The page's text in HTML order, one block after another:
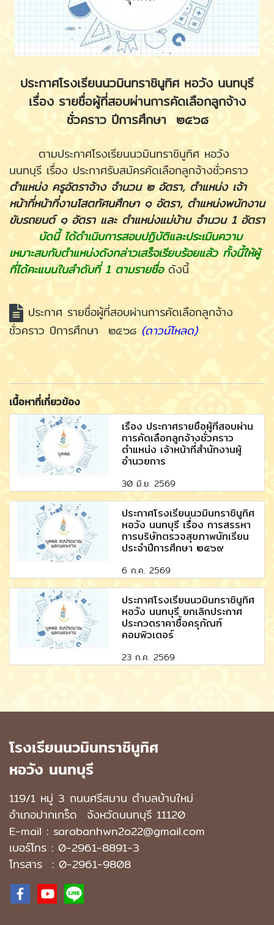
ประกาศโรงเรียนนวมินทราชินูทิศ หอวัง นนทบุรี
เรื่อง รายชื่อผู้ที่สอบผ่านการคัดเลือกลูกจ้าง
ชั่วคราว ปีการศึกษา ๒๕๖๘
ตามประกาศโรงเรียนนวมินทราชินูทิศ หอวัง
นนทบุรี เรื่อง ประกาศรับสมัครคัดเลือกลูกจ้างชั่วคราว
ตำแหน่ง ครูอัตราจ้าง จำนวน ๒ อัตรา, ตำแหน่ง เจ้า
หน้าที่หน้าที่งานโสตทัศนศึกษา ๑ อัตรา, ตำแหน่งพนักงาน
ขับรถยนต์ ๑ อัตรา และ ตำแหน่งแม่บ้าน จำนวน 1 อัตรา
บัดนี้ ได้ดำเนินการสอบปฏิบัติและประเมินความ
เหมาะสมกับตำแหน่งดังกล่าวเสร็จเรียบร้อยแล้ว ทั้งนี้ให้ผู้
ที่ได้คะแนนในลำดับที่ 1 ตามรายชื่อดังนี้
ประกาศ รายชื่อผู้ที่สอบผ่านการคัดเลือกลูกจ้าง
ชั่วคราว ปีการศึกษา ๒๕๖๘ (ดาวน์โหลด)
เนื้อหาที่เกี่ยวข้อง
เรื่อง ประกาศรายชื่อผู้ที่สอบผ่าน
การคัดเลือกลูกจ้างชั่วคราว
ตำแหน่ง เจ้าหน้าที่สำนักงานผู้
อำนวยการ
30 มิ.ย. 2569
ประกาศโรงเรียนนวมินทราชินูทิศ
หอวัง นนทบุรี เรื่อง การสรรหา
การบริษัทตรวจสุขภาพนักเรียน
ประจำปีการศึกษา ๒๕๖๙
6 ก.ค. 2569
ประกาศโรงเรียนนวมินทราชินูทิศ
หอวัง นนทบุรี ยกเลิกประกาศ
ประกวดราคาซื้อครุภัณฑ์
คอมพิวเตอร์
23 ก.ค. 2569
โรงเรียนนวมินทราชินูทิศ
หอวัง นนทบุรี
119/1 หมู่ 3 ถนนศรีสมาน ตำบลบ้านใหม่
อำเภอปากเกร็ด จังหวัดนนทบุรี 11120
E-mail : sarabanhwn2o22@gmail.com
เบอร์โทร : 0-2961-8891-3
โทรสาร : 0-2961-9808